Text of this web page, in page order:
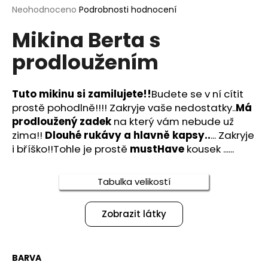
Průměrné
produktu
je
5
hvězdiček.
Neohodnoceno Podrobnosti hodnocení
Mikina Berta s
prodloužením
Tuto mikinu si zamilujete!!Budete se v ní cítit
prostě pohodlně!!!! Zakryje vaše nedostatky..Má
prodloužený zadek na který vám nebude už
zima!! Dlouhé rukávy a hlavně kapsy..... Zakryje
i bříško!!Tohle je prostě mustHave kousek ......
Tabulka velikostí
Zobrazit látky
BARVA
a
j
í
t
?
HLEDAT
u